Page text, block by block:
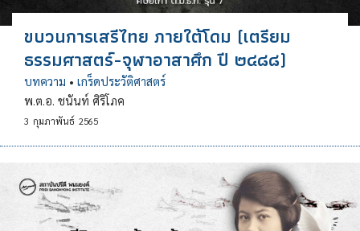
ขบวนการเสรีไทย ภายใต้โดม (เตรียม
ธรรมศาสตร์-จุฬาอาสาศึก ปี ๒๔๘๘)
บทความ • เกร็ดประวัติศาสตร์
พ.ต.อ. ชนันท์ ศิริโภค
3 กุมภาพันธ์ 2565